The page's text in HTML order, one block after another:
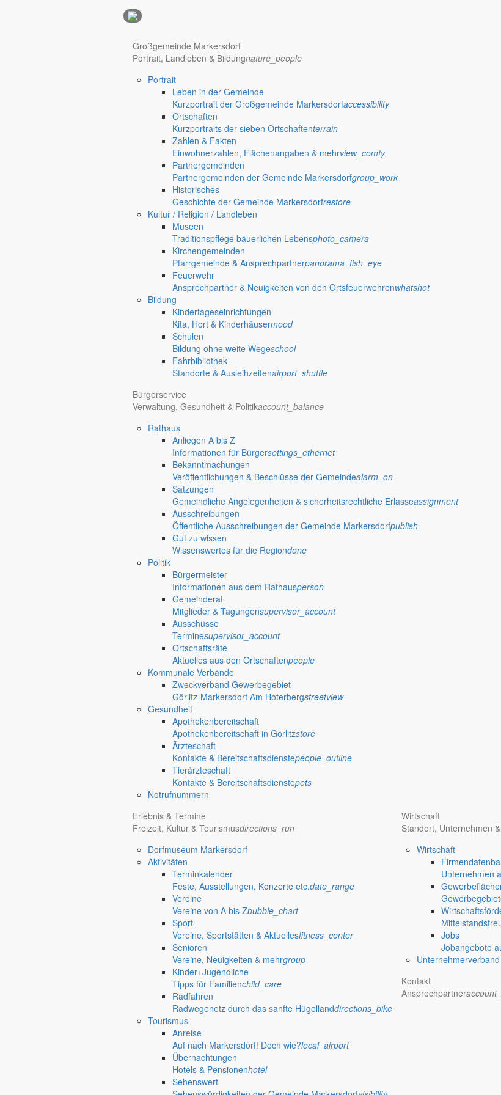
Hotel Nürnberg
Regional werben auf markersdorf.de! anzeigen@gemeinde-markersdorf.de
Großgemeinde Markersdorf
Portrait, Landleben & Bildungnature_people
Portrait
Leben in der Gemeinde
Kurzportrait der Großgemeinde Markersdorfaccessibility
Ortschaften
Kurzportraits der sieben Ortschaftenterrain
Zahlen & Fakten
Einwohnerzahlen, Flächenangaben & mehrview_comfy
Partnergemeinden
Partnergemeinden der Gemeinde Markersdorfgroup_work
Historisches
Geschichte der Gemeinde Markersdorfrestore
Kultur / Religion / Landleben
Museen
Traditionspflege bäuerlichen Lebensphoto_camera
Kirchengemeinden
Pfarrgemeinde & Ansprechpartnerpanorama_fish_eye
Feuerwehr
Ansprechpartner & Neuigkeiten von den Ortsfeuerwehrenwhatshot
Bildung
Kindertageseinrichtungen
Kita, Hort & Kinderhäusermood
Schulen
Bildung ohne weite Wegeschool
Fahrbibliothek
Standorte & Ausleihzeitenairport_shuttle
Bürgerservice
Verwaltung, Gesundheit & Politikaccount_balance
Rathaus
Anliegen A bis Z
Informationen für Bürgersettings_ethernet
Bekanntmachungen
Veröffentlichungen & Beschlüsse der Gemeindealarm_on
Satzungen
Gemeindliche Angelegenheiten & sicherheitsrechtliche Erlasseassignment
Ausschreibungen
Öffentliche Ausschreibungen der Gemeinde Markersdorfpublish
Gut zu wissen
Wissenswertes für die Regiondone
Politik
Bürgermeister
Informationen aus dem Rathausperson
Gemeinderat
Mitglieder & Tagungensupervisor_account
Ausschüsse
Terminesupervisor_account
Ortschaftsräte
Aktuelles aus den Ortschaftenpeople
Kommunale Verbände
Zweckverband Gewerbegebiet
Görlitz-Markersdorf Am Hoterbergstreetview
Gesundheit
Apothekenbereitschaft
Apothekenbereitschaft in Görlitzstore
Ärzteschaft
Kontakte & Bereitschaftsdienstepeople_outline
Tierärzteschaft
Kontakte & Bereitschaftsdienstepets
Notrufnummern
Erlebnis & Termine
Freizeit, Kultur & Tourismusdirections_run
Dorfmuseum Markersdorf
Aktivitäten
Terminkalender
Feste, Ausstellungen, Konzerte etc.date_range
Vereine
Vereine von A bis Zbubble_chart
Sport
Vereine, Sportstätten & Aktuellesfitness_center
Senioren
Vereine, Neuigkeiten & mehrgroup
Kinder+Jugendliche
Tipps für Familienchild_care
Radfahren
Radwegenetz durch das sanfte Hügellanddirections_bike
Tourismus
Anreise
Auf nach Markersdorf! Doch wie?local_airport
Übernachtungen
Hotels & Pensionenhotel
Sehenswert
Wirtschaft
Standort, Unternehmen
Wirtschaft
Unternehmen
Jobs
Jobangebote
Unternehmerverband
Kontakt
Ansprechpartner
Deutsch-Paulsdorf